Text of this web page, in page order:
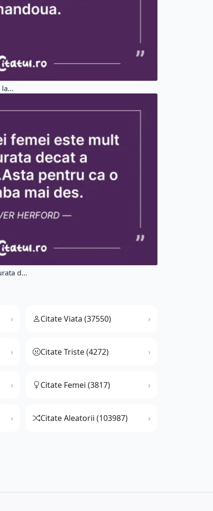
d...
Citate Viata (37550)
Citate Triste (4272)
Citate Femei (3817)
Citate Aleatorii (103987)